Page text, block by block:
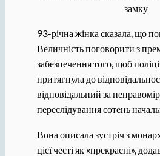
замку
93-річна жінка сказала, що
Величність поговорити з
забезпечення того, щоб
притягнула до
відповідальний за
переслідування сотень
Вона описала зустріч з
цієї честі як «прекрасні»,